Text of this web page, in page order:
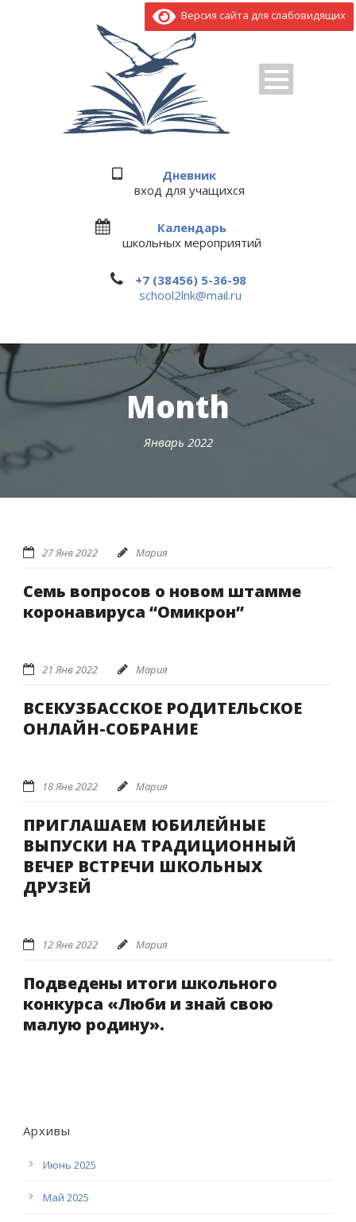
Дневник
вход для учащихся
Календарь
школьных мероприятий
+7 (38456) 5-36-98
school2lnk@mail.ru
Month
Январь 2022
27 Янв 2022 Мария
Семь вопросов о новом штамме
коронавируса “Омикрон”
21 Янв 2022 Мария
ВСЕКУЗБАССКОЕ РОДИТЕЛЬСКОЕ
ОНЛАЙН-СОБРАНИЕ
18 Янв 2022 Мария
ПРИГЛАШАЕМ ЮБИЛЕЙНЫЕ
ВЫПУСКИ НА ТРАДИЦИОННЫЙ
ВЕЧЕР ВСТРЕЧИ ШКОЛЬНЫХ
ДРУЗЕЙ
12 Янв 2022 Мария
Подведены итоги школьного
конкурса «Люби и знай свою
малую родину».
Архивы
Июнь 2025
Май 2025
Версия сайта для слабовидящих